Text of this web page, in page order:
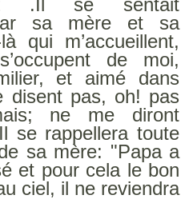
.Il se sentait
sa mère et sa
qui m’accueillent,
de moi,
et aimé dans
disent pas, oh! pas
ne me diront
se rappellera toute
sa mère: "Papa a
et pour cela le bon
ciel, il ne reviendra